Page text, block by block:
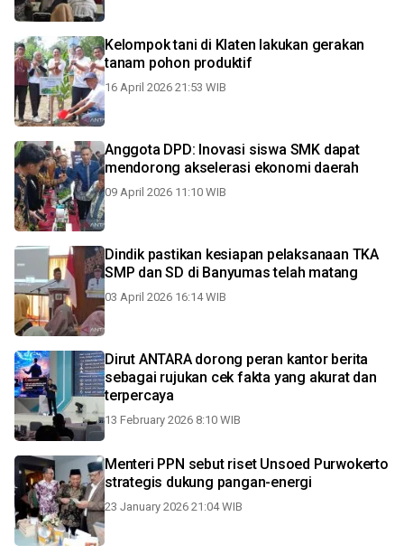
Kelompok tani di Klaten lakukan gerakan
tanam pohon produktif
16 April 2026 21:53 WIB
Anggota DPD: Inovasi siswa SMK dapat
mendorong akselerasi ekonomi daerah
09 April 2026 11:10 WIB
Dindik pastikan kesiapan pelaksanaan TKA
SMP dan SD di Banyumas telah matang
03 April 2026 16:14 WIB
Dirut ANTARA dorong peran kantor berita
sebagai rujukan cek fakta yang akurat dan
terpercaya
13 February 2026 8:10 WIB
Menteri PPN sebut riset Unsoed Purwokerto
strategis dukung pangan-energi
23 January 2026 21:04 WIB